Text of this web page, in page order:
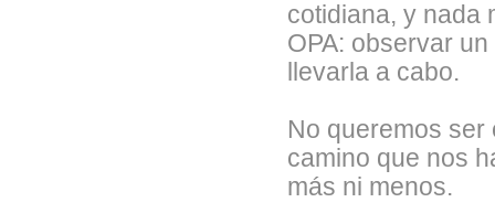
cotidiana, y nada
OPA: observar
llevarla a cabo.
No queremos
camino que nos
más ni menos.